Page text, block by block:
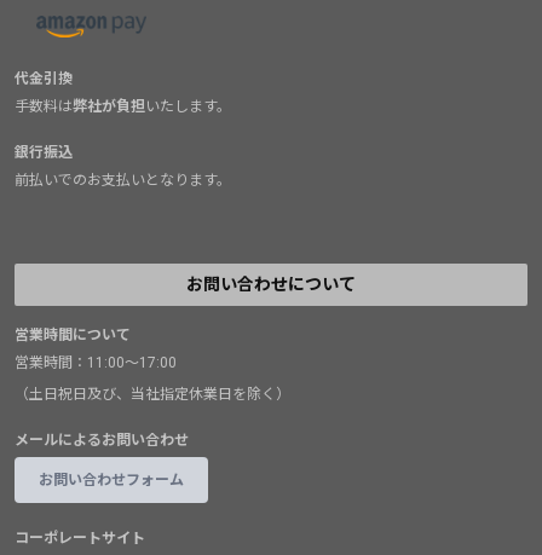
代金引換
手数料は弊社が負担いたします。
銀行振込
前払いでのお支払いとなります。
お問い合わせについて
営業時間について
営業時間：11:00～17:00
（土日祝日及び、当社指定休業日を除く）
メールによるお問い合わせ
お問い合わせフォーム
コーポレートサイト